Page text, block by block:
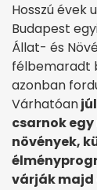
Hosszú évek
Budapest
Állat- és
félbemaradt
azonban
Várhatóan
csarnok
növények,
várják